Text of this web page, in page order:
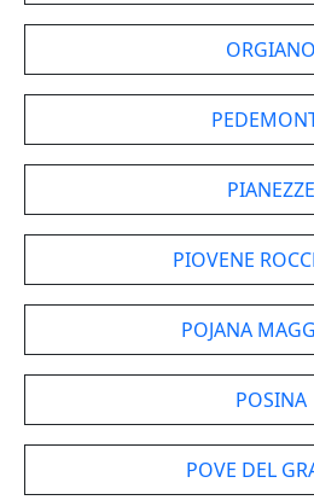
ORGIANO
PIANEZZE
PIOVENE
POJANA
POSINA
POVE DEL